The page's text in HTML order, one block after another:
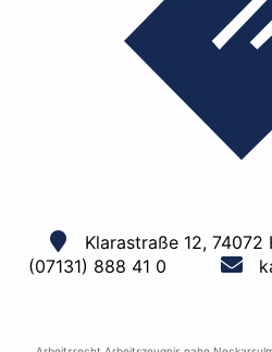
Klarastraße 12, 74072
(07131) 888 41 0